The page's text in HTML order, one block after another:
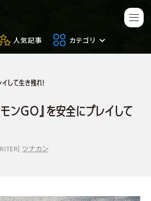
人気記事 カテゴリ
日常のサバイバル
ビュー やってみた
して生き残れ！
ンGO』を安全にプレイして
ツナカン